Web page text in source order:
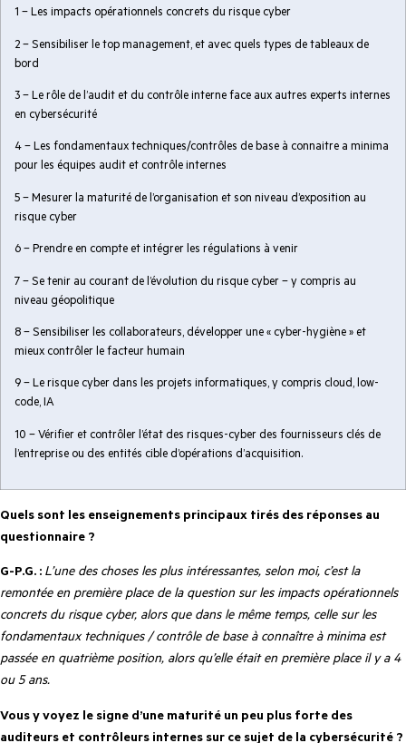
1 – Les impacts opérationnels concrets du risque cyber
2 – Sensibiliser le top management, et avec quels types de tableaux de
bord
3 – Le rôle de l’audit et du contrôle interne face aux autres experts internes
en cybersécurité
4 – Les fondamentaux techniques/contrôles de base à connaitre a minima
pour les équipes audit et contrôle internes
5 – Mesurer la maturité de l’organisation et son niveau d’exposition au
risque cyber
6 – Prendre en compte et intégrer les régulations à venir
7 – Se tenir au courant de l’évolution du risque cyber – y compris au
niveau géopolitique
8 – Sensibiliser les collaborateurs, développer une « cyber-hygiène » et
mieux contrôler le facteur humain
9 – Le risque cyber dans les projets informatiques, y compris cloud, low-
code, IA
10 – Vérifier et contrôler l’état des risques-cyber des fournisseurs clés de
l’entreprise ou des entités cible d’opérations d’acquisition.
Quels sont les enseignements principaux tirés des réponses au
questionnaire ?
G-P.G. : L’une des choses les plus intéressantes, selon moi, c’est la
remontée en première place de la question sur les impacts opérationnels
concrets du risque cyber, alors que dans le même temps, celle sur les
fondamentaux techniques / contrôle de base à connaître à minima est
passée en quatrième position, alors qu’elle était en première place il y a 4
ou 5 ans.
Vous y voyez le signe d’une maturité un peu plus forte des
auditeurs et contrôleurs internes sur ce sujet de la cybersécurité ?